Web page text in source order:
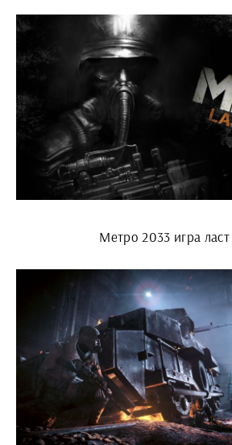
Метро 2033 игра